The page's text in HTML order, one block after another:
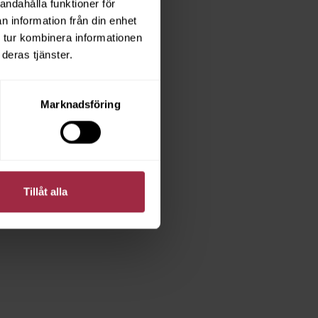
funktioner för
information från din enhet
kombinera informationen
tjänster.
Marknadsföring
Tillåt alla